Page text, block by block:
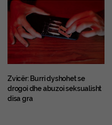
Zvicër: Burri dyshohet se
drogoi dhe abuzoi seksualisht
disa gra